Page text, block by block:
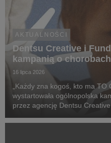
AKTUALNOŚCI
Dentsu Creative i
kampanią o
16 lipca 2026
„Każdy zna kogoś, kto ma TO
wystartowała ogólnopolska
przez agencję Dentsu
chorób rzadkich, zwrócenie